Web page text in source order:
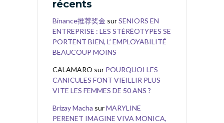
récents
Binance推荐奖金 surSENIORS EN
ENTREPRISE : LES STÉRÉOTYPES SE
PORTENT BIEN, L’ EMPLOYABILITÉ
BEAUCOUP MOINS
CALAMARO sur POURQUOI LES
CANICULES FONT VIEILLIR PLUS
VITE LES FEMMES DE 50 ANS ?
Brizay Macha surMARYLINE
PERENET IMAGINE VIVA MONICA,